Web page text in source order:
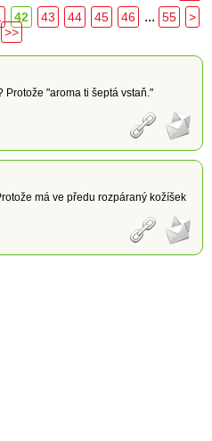
42 43 44 45 46 ... 55
>
>>
Protože "aroma ti šeptá vstaň."
má ve předu rozpáraný kožíšek